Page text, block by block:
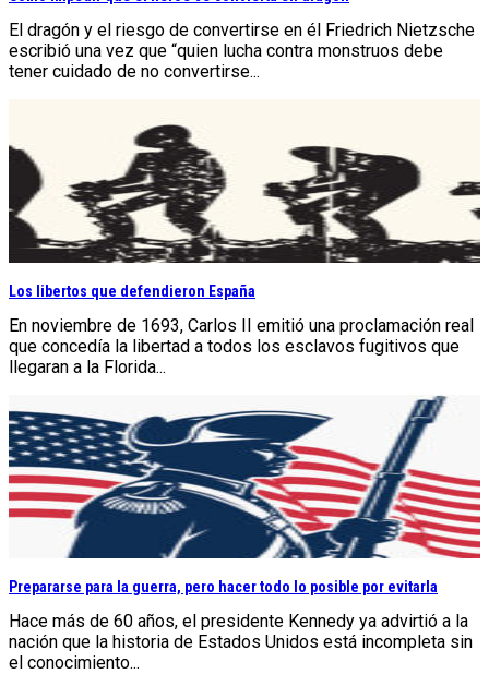
El dragón y el riesgo de convertirse en él Friedrich Nietzsche
escribió una vez que “quien lucha contra monstruos debe
tener cuidado de no convertirse...
Los libertos que defendieron España
En noviembre de 1693, Carlos II emitió una proclamación real
que concedía la libertad a todos los esclavos fugitivos que
llegaran a la Florida...
Prepararse para la guerra, pero hacer todo lo posible por evitarla
Hace más de 60 años, el presidente Kennedy ya advirtió a la
nación que la historia de Estados Unidos está incompleta sin
el conocimiento...